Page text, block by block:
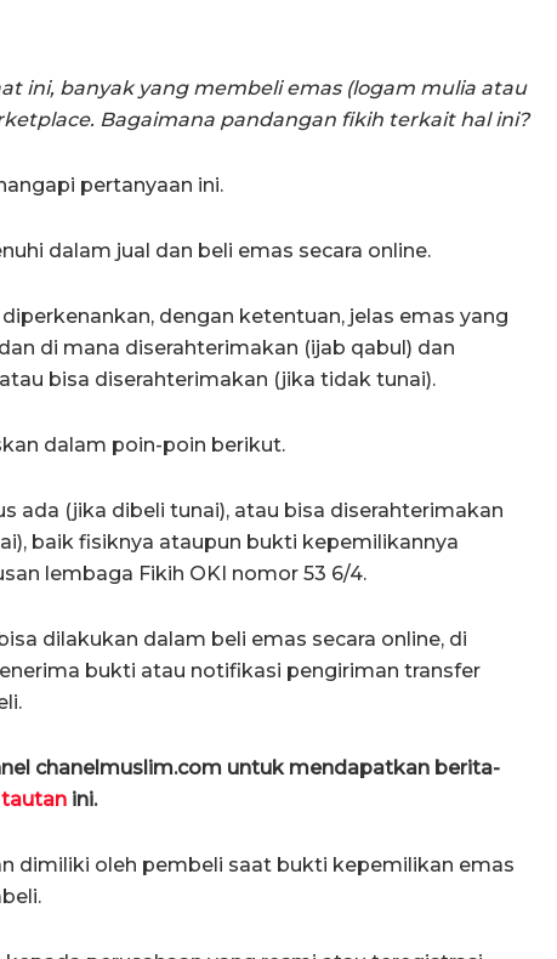
ini, banyak yang membeli emas (logam mulia atau
Bagaimana pandangan fikih terkait hal ini?
pertanyaan ini.
dalam jual dan beli emas secara online.
dengan ketentuan, jelas emas yang
di mana diserahterimakan (ijab qabul) dan
bisa diserahterimakan (jika tidak tunai).
dalam poin-poin berikut.
ada (jika dibeli tunai), atau bisa diserahterimakan
baik fisiknya ataupun bukti kepemilikannya
lembaga Fikih OKI nomor 53 6/4.
dilakukan dalam beli emas secara online, di
bukti atau notifikasi pengiriman transfer
chanelmuslim.com untuk mendapatkan berita-
tautan ini.
dimiliki oleh pembeli saat bukti kepemilikan emas